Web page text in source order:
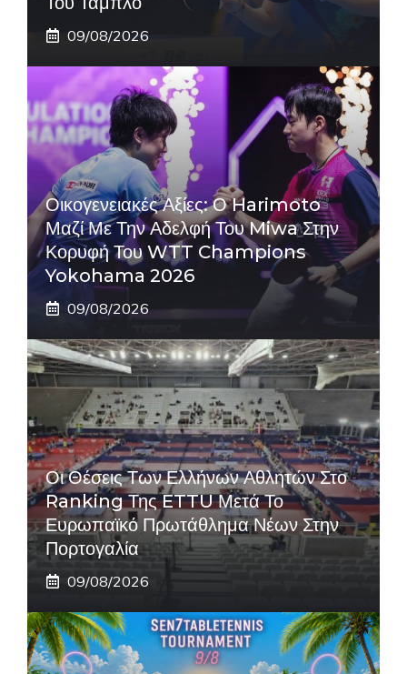
09/08/2026
Οικογενειακές Αξίες: Ο Harimoto
Μαζί Με Την Αδελφή Του Miwa Στην
Κορυφή Του WTT Champions
Yokohama 2026
09/08/2026
Οι Θέσεις Των Ελλήνων Αθλητών Στο
Ranking Της ETTU Μετά Το
Ευρωπαϊκό Πρωτάθλημα Νέων Στην
Πορτογαλία
09/08/2026